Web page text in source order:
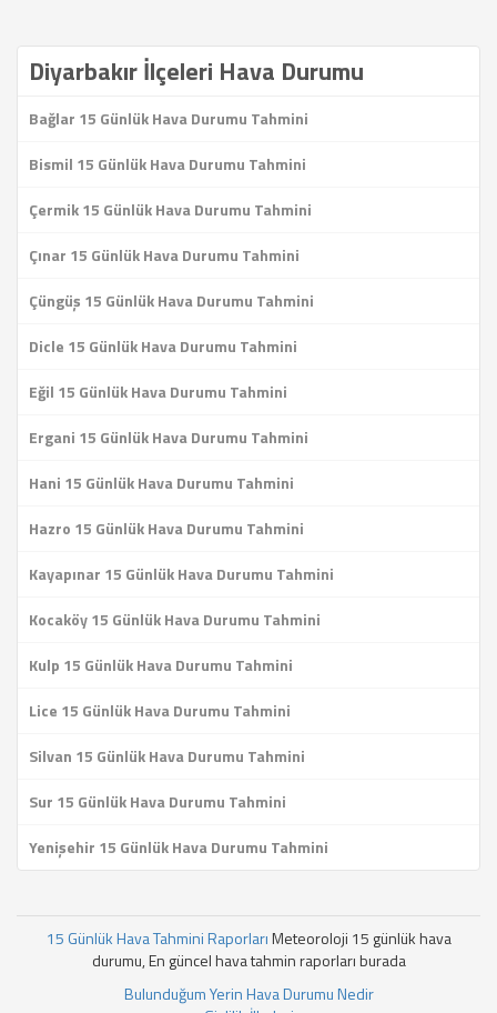
Diyarbakır İlçeleri Hava Durumu
Bağlar 15 Günlük Hava Durumu Tahmini
Bismil 15 Günlük Hava Durumu Tahmini
Çermik 15 Günlük Hava Durumu Tahmini
Çınar 15 Günlük Hava Durumu Tahmini
Çüngüş 15 Günlük Hava Durumu Tahmini
Dicle 15 Günlük Hava Durumu Tahmini
Eğil 15 Günlük Hava Durumu Tahmini
Ergani 15 Günlük Hava Durumu Tahmini
Hani 15 Günlük Hava Durumu Tahmini
Hazro 15 Günlük Hava Durumu Tahmini
Kayapınar 15 Günlük Hava Durumu Tahmini
Kocaköy 15 Günlük Hava Durumu Tahmini
Kulp 15 Günlük Hava Durumu Tahmini
Lice 15 Günlük Hava Durumu Tahmini
Silvan 15 Günlük Hava Durumu Tahmini
Sur 15 Günlük Hava Durumu Tahmini
Yenişehir 15 Günlük Hava Durumu Tahmini
15 Günlük Hava Tahmini RaporlarıMeteoroloji 15 günlük hava
durumu, En güncel hava tahmin raporları burada
Bulunduğum Yerin Hava Durumu Nedir